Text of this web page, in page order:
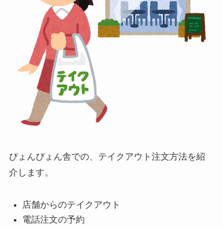
ぴょんぴょん舎での、テイクアウト注文方法を紹
介します。
店舗からのテイクアウト
電話注文の予約